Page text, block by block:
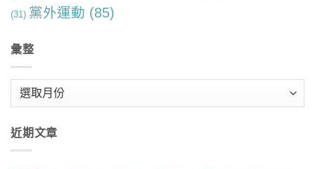
(31) 黨外運動 (85)
彙整
近期文章